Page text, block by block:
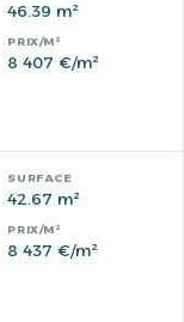
46.39 m²
8 407 €/m²
42.67 m²
8 437 €/m²